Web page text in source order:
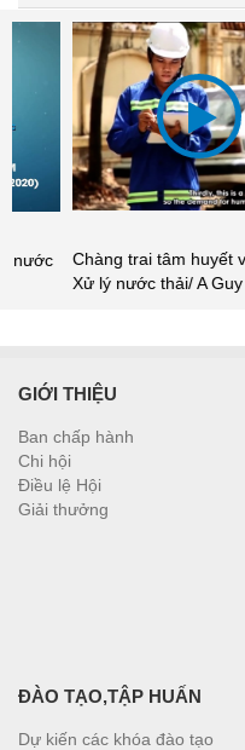
Chàng trai tâm huyết với nghề
Xử lý nước thải/ A Guy ...
GIỚI THIỆU
Ban chấp hành
Chi hội
Điều lệ Hội
Giải thưởng
ĐÀO TẠO,TẬP HUẤN
Dự kiến các khóa đào tạo